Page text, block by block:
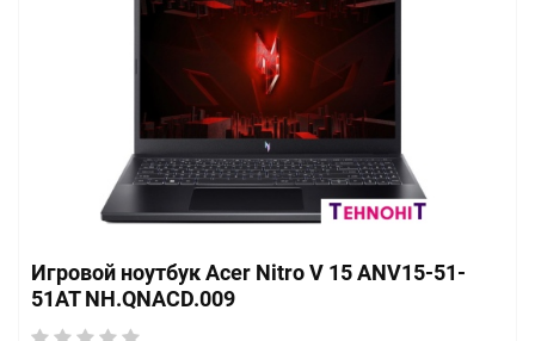
Игровой ноутбук Acer Nitro V 15 ANV15-51-
51AT NH.QNACD.009